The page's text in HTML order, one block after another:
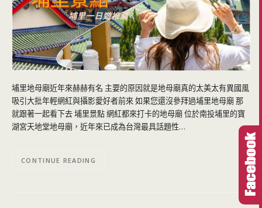
埔里地母廟近年來赫赫有名 主要的原因就是地母廟真的太美太有異國風
吸引大批年輕網紅與攝影愛好者前來 如果您還沒參拜過埔里地母廟 那
就跟著一起看下去 埔里景點 網紅都來打卡的地母廟 位於南投埔里的寶
湖宮天地堂地母廟，近年來已成為台灣最具話題性…
CONTINUE READING